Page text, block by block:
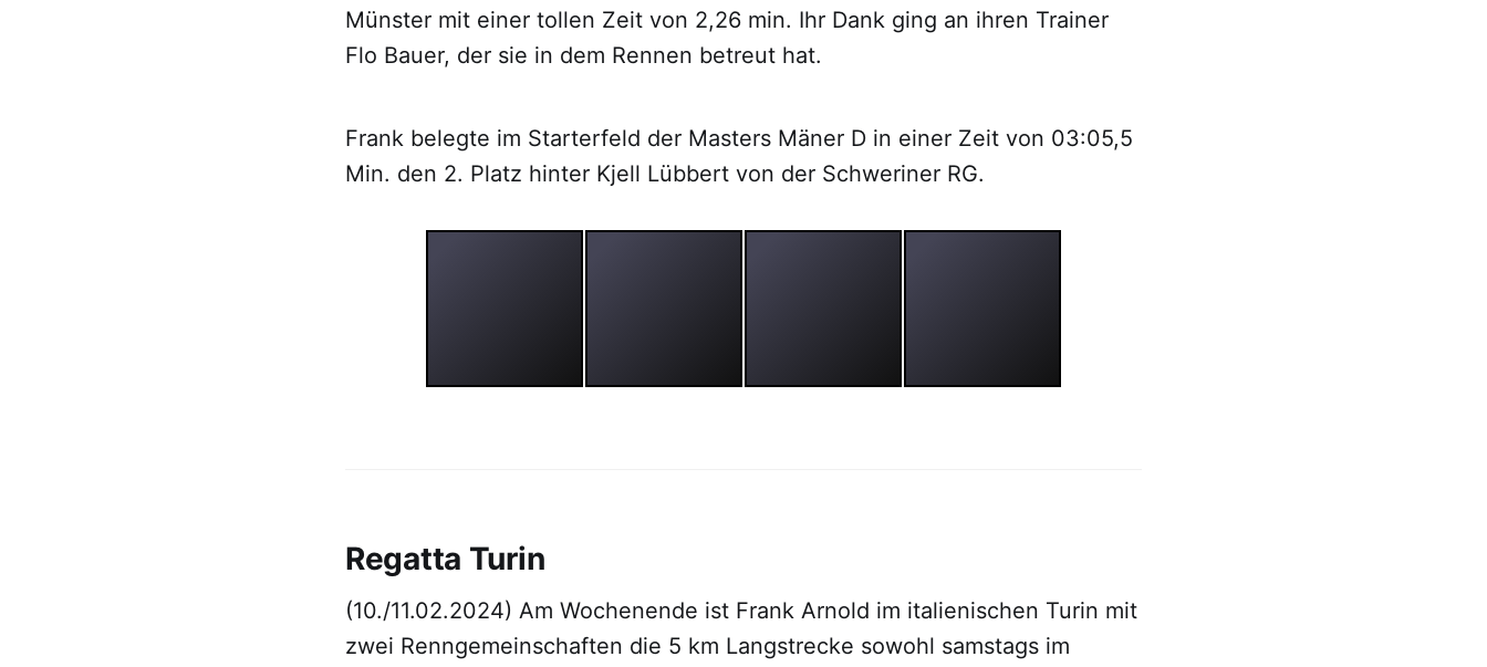
Münster mit einer tollen Zeit von 2,26 min. Ihr Dank ging an ihren Trainer
Flo Bauer, der sie in dem Rennen betreut hat.
Frank belegte im Starterfeld der Masters Mäner D in einer Zeit von 03:05,5
Min. den 2. Platz hinter Kjell Lübbert von der Schweriner RG.
Regatta Turin
(10./11.02.2024) Am Wochenende ist Frank Arnold im italienischen Turin mit
zwei Renngemeinschaften die 5 km Langstrecke sowohl samstags im